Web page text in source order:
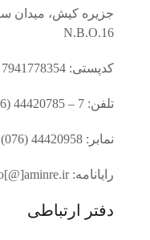
جزیره کیش، میدان
N.B.O.16
کدپستی: 7941778354
تلفن: 7 – 44420785 (076)
نمابر: 44420958 (076)
رایانامه: info[@]aminre.ir
دفتر ارتباطی